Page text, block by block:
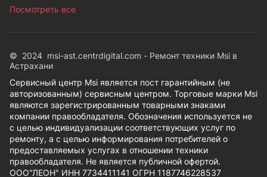
Посмотреть все
© 2024 msi-ast.centrdigital.com - Ремонт техники Msi в
Астрахани
Сервисный центр Msi является пост гарантийным (не
авторизованным) сервисным центром. Торговые марки Msi
являются зарегистрированным товарными знаками
компании правообладателя. Обозначения используется не
с целью индивидуализации соответствующих услуг по
ремонту, а с целью информирования потребителей о
предоставляемых услугах в отношении техники
правообладателя. Не является публичной офертой.
ООО"ЛЕОН" ИНН 7734411141 ОГРН 1187746228537